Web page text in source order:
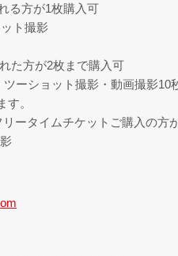
る方が1枚購入可
ト撮影
た方が2枚まで購入可
ーショット撮影・動画撮影10
。
ータイムチケットご購入の方